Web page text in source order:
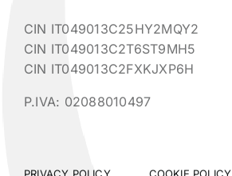
CIN IT049013C25HY2MQY2
CIN IT049013C2T6ST9MH5
CIN IT049013C2FXKJXP6H
P.IVA: 02088010497